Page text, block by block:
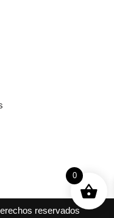
reservados
0